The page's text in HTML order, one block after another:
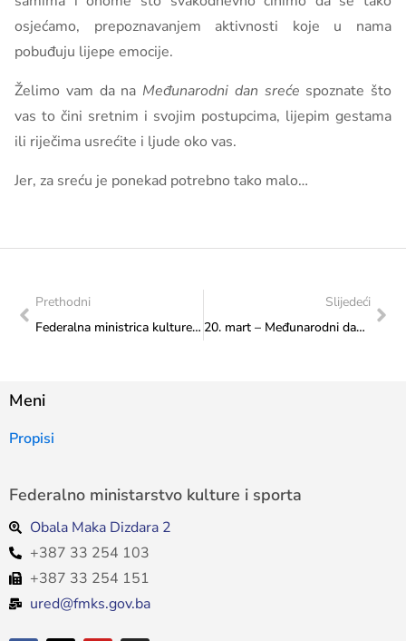
osjećamo, prepoznavanjem aktivnosti koje u nama
pobuđuju lijepe emocije.
Želimo vam da na Međunarodni dan sreće spoznate što
vas to čini sretnim i svojim postupcima, lijepim gestama
ili riječima usrećite i ljude oko vas.
Jer, za sreću je ponekad potrebno tako malo…
Prethodni
Federalna ministrica kulture i sporta Sanja Vlaisavljević prisustvovala Danu škole KŠC „Sv. Josip“ Sarajevo
Slijedeći
20. mart – Međunarodni dan pripovijedanja
Meni
Propisi
Federalno ministarstvo kulture i sporta
Obala Maka Dizdara 2
+387 33 254 103
+387 33 254 151
ured@fmks.gov.ba